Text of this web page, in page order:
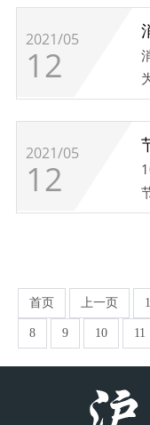
2021/05
12
2021/05
12
首页 上一页 1
8 9 10 11